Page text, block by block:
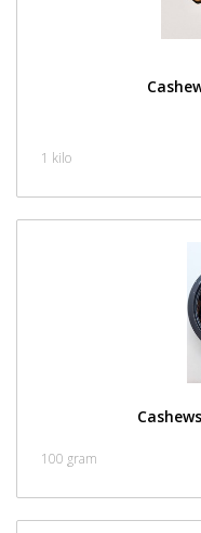
1 kilo
100 gram